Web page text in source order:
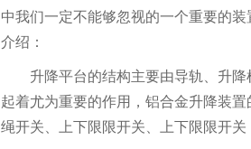
中我们一定不能够忽视的一个重要的
介绍：
升降平台的结构主要由导轨、升
起着尤为重要的作用，铝合金升降装
绳开关、上下限限开关、上下限限开关